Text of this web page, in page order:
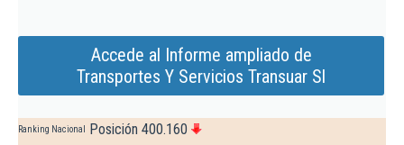
Accede al Informe ampliado de
Transportes Y Servicios Transuar Sl
Ranking Nacional Posición 400.160